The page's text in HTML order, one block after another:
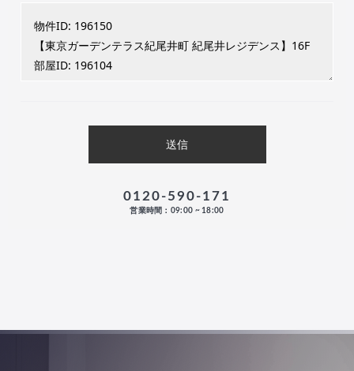
0120-590-171
営業時間：09:00 ~ 18:00